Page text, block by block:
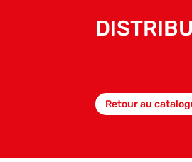
Retour au